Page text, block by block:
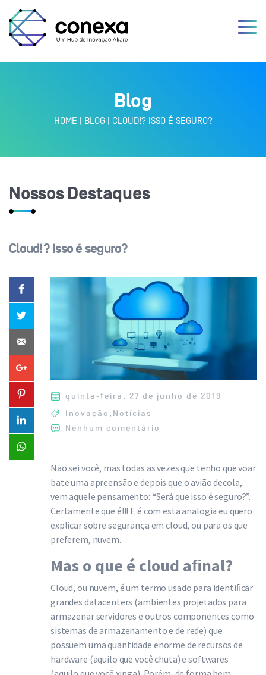
Blog
HOME | BLOG| CLOUD!? ISSO É SEGURO?
Nossos Destaques
Cloud!? Isso é seguro?
quinta-feira, 27 de junho de 2019
Inovação , Notícias
Nenhum comentário
Não sei você, mas todas as vezes que tenho que voar
bate uma apreensão e depois que o avião decola,
vem aquele pensamento: “Será que isso é seguro?”.
Certamente que é!!! E é com esta analogia eu quero
explicar sobre segurança em cloud, ou para os que
preferem, nuvem.
Mas o que é cloud aﬁnal?
Cloud, ou nuvem, é um termo usado para identiﬁcar
grandes datacenters (ambientes projetados para
armazenar servidores e outros componentes como
sistemas de armazenamento e de rede) que
possuem uma quantidade enorme de recursos de
hardware (aquilo que você chuta) e softwares